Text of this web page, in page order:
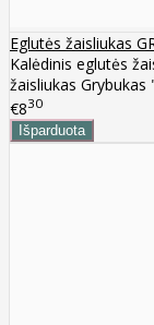
Eglutės žaisliukas
Kalėdinis eglutės
žaisliukas Grybukas
€830